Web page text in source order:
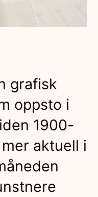
grafisk
oppsto i
1900-
aktuell i